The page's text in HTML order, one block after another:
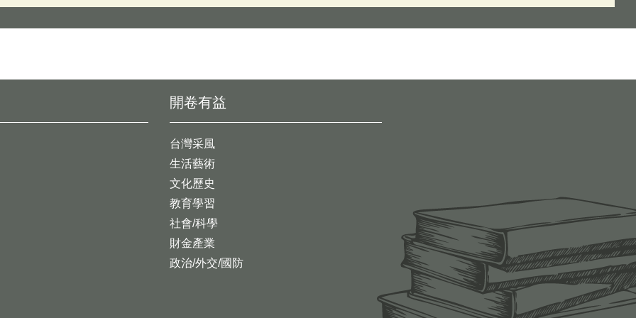
開卷有益
台灣采風
生活藝術
文化歷史
教育學習
社會/科學
財金產業
政治/外交/國防